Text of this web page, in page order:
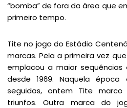
“bomba” de fora da área que
primeiro tempo.
Tite no jogo do Estádio
marcas. Pela a primeira vez
emplacou a maior
desde 1969. Naquela
seguidas, ontem Tite
triunfos. Outra marca do